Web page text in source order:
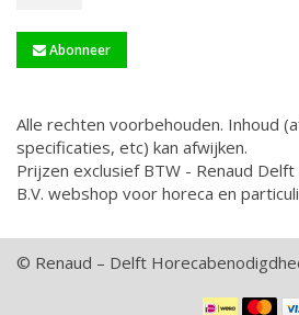
Abonneer
Alle rechten voorbehouden. Inhoud
specificaties, etc) kan afwijken.
Prijzen exclusief BTW - Renaud
B.V. webshop voor horeca en
© Renaud – Delft